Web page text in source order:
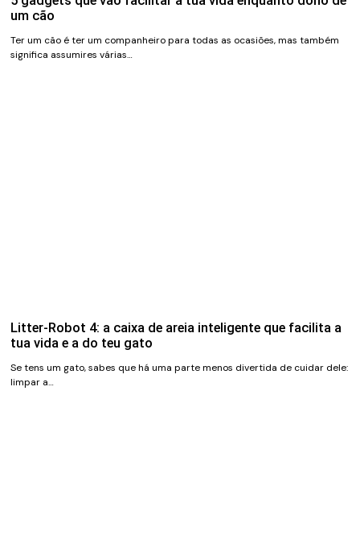
um cão
Ter um cão é ter um companheiro para todas as ocasiões, mas também
significa assumires várias…
Litter-Robot 4: a caixa de areia inteligente que facilita a
tua vida e a do teu gato
Se tens um gato, sabes que há uma parte menos divertida de cuidar dele:
limpar a…